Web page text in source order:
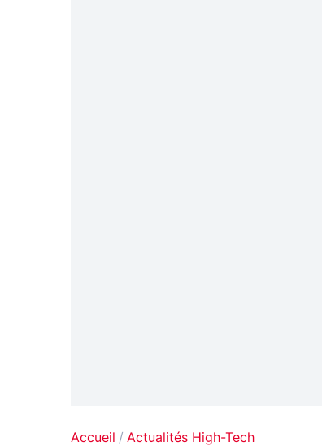
Accueil Actualités High-Tech